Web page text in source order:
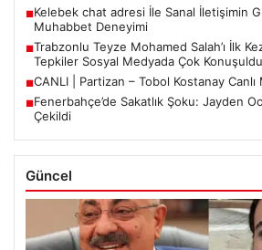
■Kelebek chat adresi İle Sanal İletişimin
Muhabbet Deneyimi
■Trabzonlu Teyze Mohamed Salah’ı İlk
Tepkiler Sosyal Medyada Çok Konuşuldu
■CANLI | Partizan – Tobol Kostanay Canlı
■Fenerbahçe’de Sakatlık Şoku: Jayden
Çekildi
Güncel